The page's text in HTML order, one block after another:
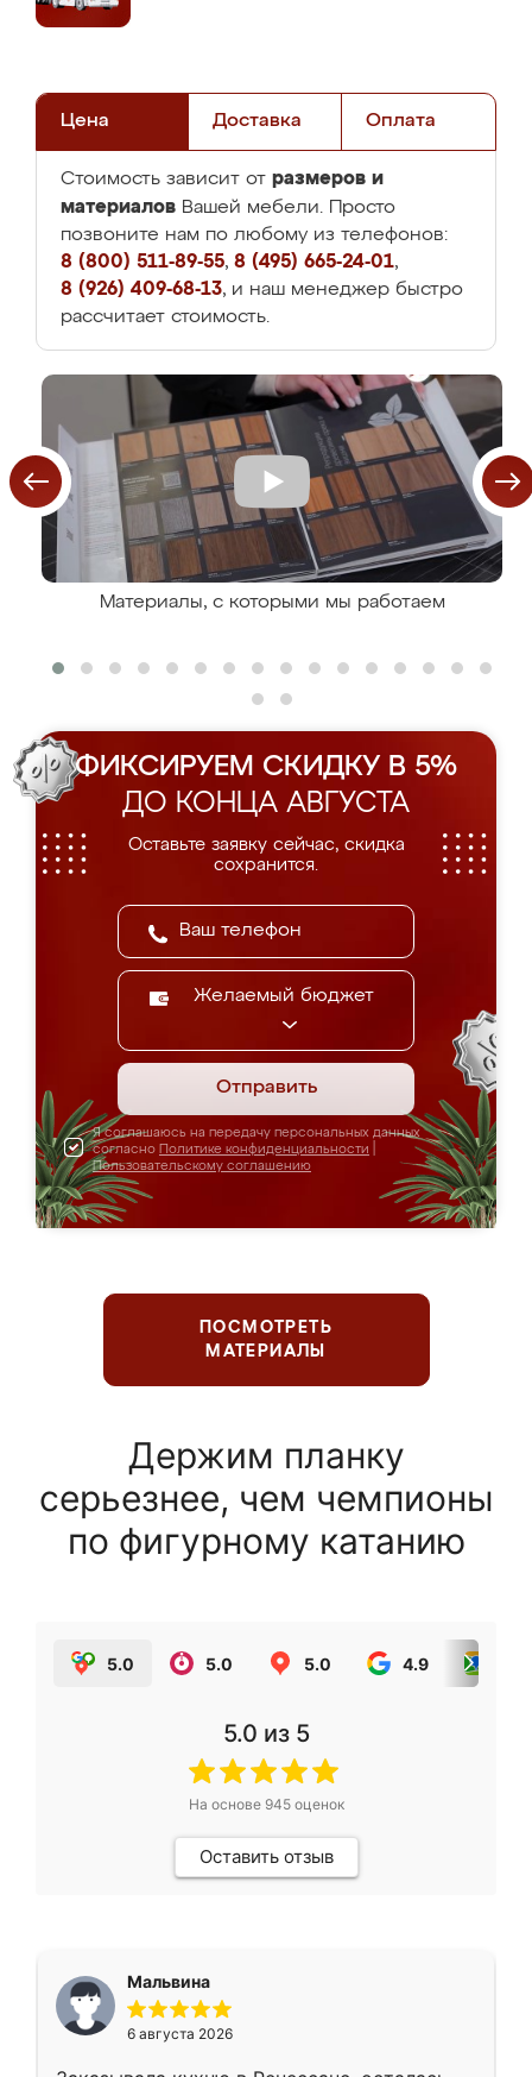
Цена Доставка Оплата
Стоимость зависит от размеров и
материалов Вашей мебели. Просто
позвоните нам по любому из телефонов:
8 (800) 511-89-55, 8 (495) 665-24-01,
8 (926) 409-68-13, и наш менеджер быстро
рассчитает стоимость.
Материалы, с которыми мы работаем
ФИКСИРУЕМ СКИДКУ В 5%
ДО КОНЦА АВГУСТА
Оставьте заявку сейчас, скидка
сохранится.
Желаемый бюджет
Отправить
Я соглашаюсь на передачу персональных данных
согласно Политике конфиденциальности
Пользовательскому соглашению
ПОСМОТРЕТЬ
МАТЕРИАЛЫ
Держим планку
серьезнее, чем чемпионы
по фигурному катанию
5.0 5.0 5.0 4.9
5.0 из 5
На основе 945оценок
Оставить отзыв
Мальвина
6 августа 2026